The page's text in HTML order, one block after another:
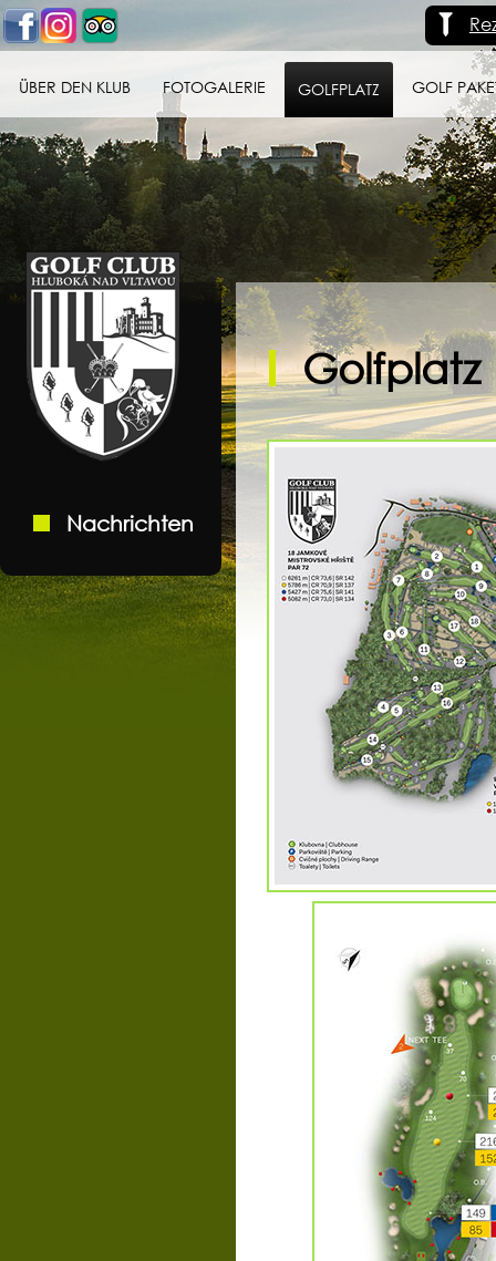
ÜBER DEN KLUB FOTOGALERIE GOLFPLATZ GOLF
Golf klub Hluboká
nad Vltavou
Nachrichten
Golfplatz